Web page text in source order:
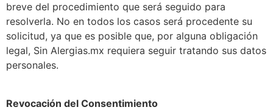
breve del procedimiento que será seguido para
resolverla. No en todos los casos será procedente su
solicitud, ya que es posible que, por alguna obligación
legal, Sin Alergias.mx requiera seguir tratando sus datos
personales.
Revocación del Consentimiento